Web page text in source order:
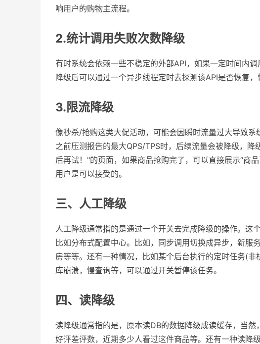
响用户的购物主流程。
2.统计调用失败次数降级
有时系统会依赖一些不稳定的外部API，如果一定时间内
降级后可以通过一个异步线程定时去探测该API是否恢复，
3.限流降级
像秒杀/抢购这类大促活动，可能会因瞬时流量过大导致
之前压测报告的最大QPS/TPS时，后续流量会被降级，
后再试！"的页面，如果商品抢购完了，可以直接展示“商
用户是可以接受的。
三、人工降级
人工降级通常指的是通过一个开关去完成降级的操作。这
比如分布式配置中心。比如，同步调用切换成异步，新
房等等。还有一种情况，比如某个后台执行的定时任务(
库崩溃，慢查询等，可以通过开关暂停该任务。
四、读降级
读降级通常指的是，原本读DB的数据降级成读缓存，当
好评差评数，近期多少人看过这件商品等。还有一种读降